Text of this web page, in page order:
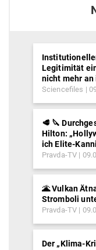
Legitimität
nicht mehr
Sciencefiles
🥩 🔪
Hilton:
ich Elite-
Pravda-TV
🌋 Vulkan
Stromboli
Pravda-TV
Der „Klima-